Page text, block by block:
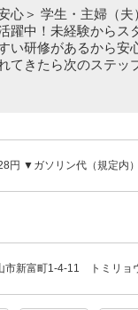
心＞ 学生・主婦（
躍中！未経験からス
い研修があるから安
てきたら次のステッ
円 ▼ガソリン代（規定内
市新富町1-4-11 トミリョ